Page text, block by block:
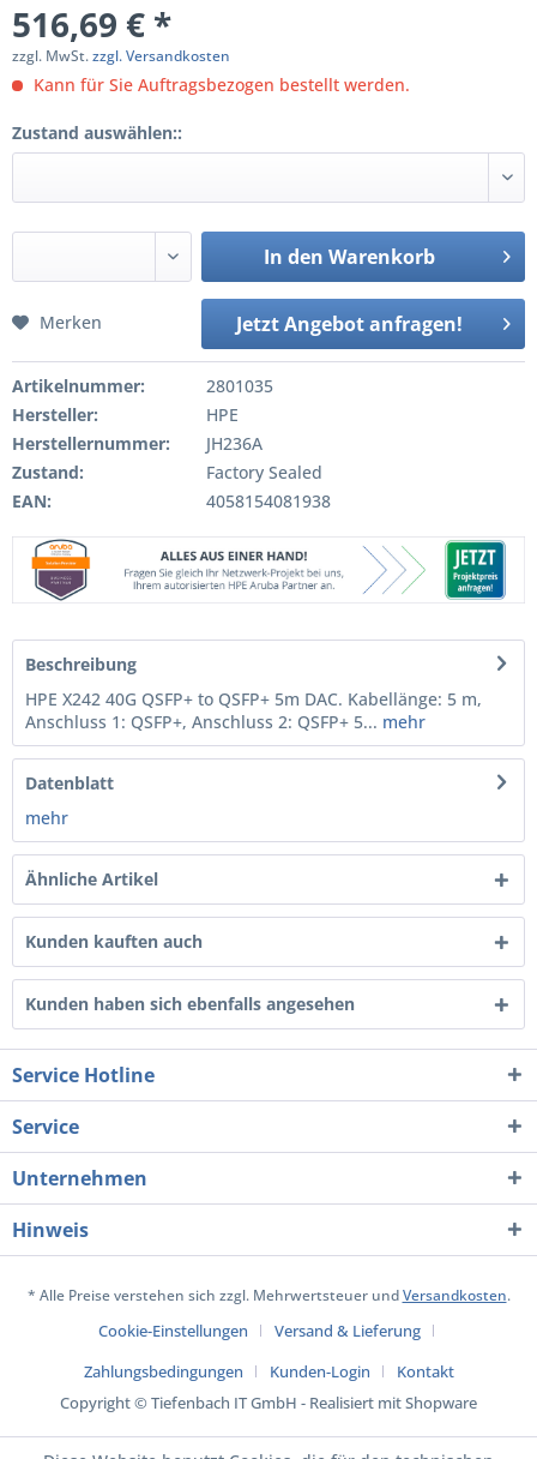
516,69 € *
zzgl. MwSt.zzgl. Versandkosten
Kann für Sie Auftragsbezogen bestellt werden.
Zustand auswählen::
In den Warenkorb
Jetzt Angebot anfragen!
Merken
Artikelnummer:
2801035
Hersteller:
HPE
Herstellernummer:
JH236A
Zustand:
Factory Sealed
EAN:
4058154081938
Beschreibung
HPE X242 40G QSFP+ to QSFP+ 5m DAC. Kabellänge: 5 m,
Anschluss 1: QSFP+, Anschluss 2: QSFP+ 5... mehr
Datenblatt
mehr
Ähnliche Artikel
Kunden kauften auch
Kunden haben sich ebenfalls angesehen
Service Hotline
Service
Unternehmen
Hinweis
* Alle Preise verstehen sich zzgl. Mehrwertsteuer undVersandkosten.
Cookie-Einstellungen
Versand & Lieferung
Zahlungsbedingungen
Kunden-Login
Kontakt
Copyright © Tiefenbach IT GmbH - Realisiert mit Shopware